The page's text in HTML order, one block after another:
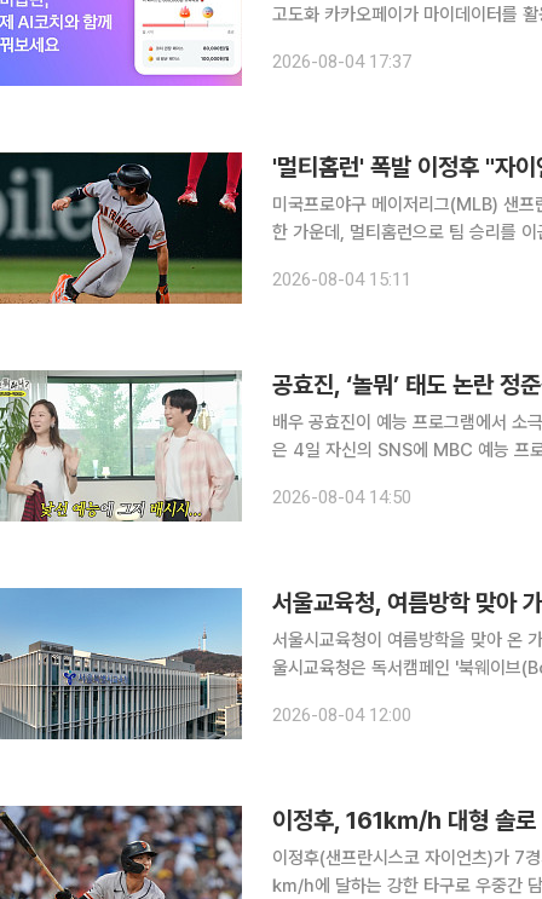
고도화 카카오페이가 마이데이터를 활용해 이용자의 소비 습관과 자산 목표 달성을 지원하는 AI 금
2026-08-04 17:37
'멀티홈런' 폭발 이정후 "자
미국프로야구 메이저리그(MLB) 샌
한 가운데, 멀티홈런으로 팀 승리를
2026-08-04 15:11
공효진, ‘놀뭐’ 태도 논란 정
배우 공효진이 예능 프로그램에서 소극
은 4일 자신의 SNS에 MBC 예능 프
였다. 공효진은 두 사람이 출연 중인
2026-08-04 14:50
서울교육청, 여름방학 맞아
서울시교육청이 여름방학을 맞아 온
울시교육청은 독서캠페인 '북웨이브
로 가족이 함께 책을 읽고 대화하는
2026-08-04 12:00
이정후, 161㎞/h 대형 솔로
이정후(샌프란시스코 자이언츠)가 7
㎞/h에 달하는 강한 타구로 우중간 담장을